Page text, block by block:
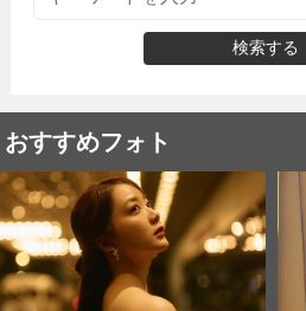
検索する
おすすめフォト